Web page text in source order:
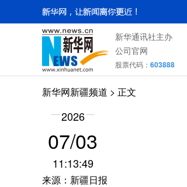
新华通讯社主办
公司官网
股票代码： 603888
新华网新疆频道 > 正文
2026
07/03
11:13:49
来源：新疆日报